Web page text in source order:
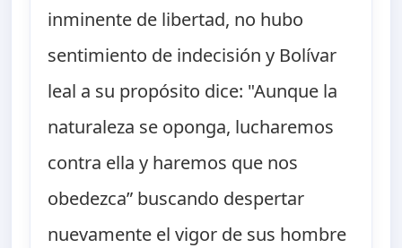
inminente de libertad, no hubo
sentimiento de indecisión y Bolívar
leal a su propósito dice: "Aunque la
naturaleza se oponga, lucharemos
contra ella y haremos que nos
obedezca” buscando despertar
nuevamente el vigor de sus hombre